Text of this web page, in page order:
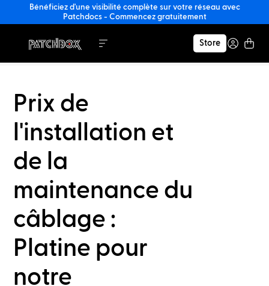
Bénéficiez d'une visibilité complète sur votre réseau avec
Patchdocs - Commencez gratuitement
Store
Prix de
l'installation et
de la
maintenance du
câblage :
Platine pour
notre